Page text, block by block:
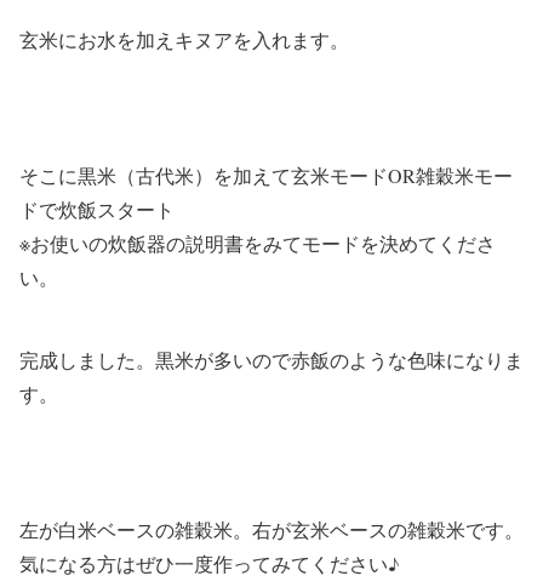
玄米にお水を加えキヌアを入れます。
そこに黒米（古代米）を加えて玄米モードOR雑穀米モー
ドで炊飯スタート
※お使いの炊飯器の説明書をみてモードを決めてくださ
い。
完成しました。黒米が多いので赤飯のような色味になりま
す。
左が白米ベースの雑穀米。右が玄米ベースの雑穀米です。
気になる方はぜひ一度作ってみてください♪